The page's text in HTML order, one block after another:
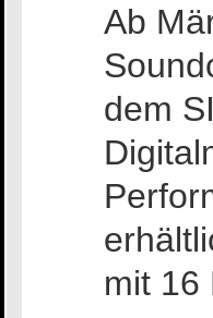
Ab
dem
mit 16